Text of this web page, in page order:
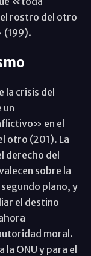
rostro del otro
(199).
la crisis del
un
en el
otro (201). La
derecho del
sobre la
plano, y
el destino
moral.
la ONU y para el